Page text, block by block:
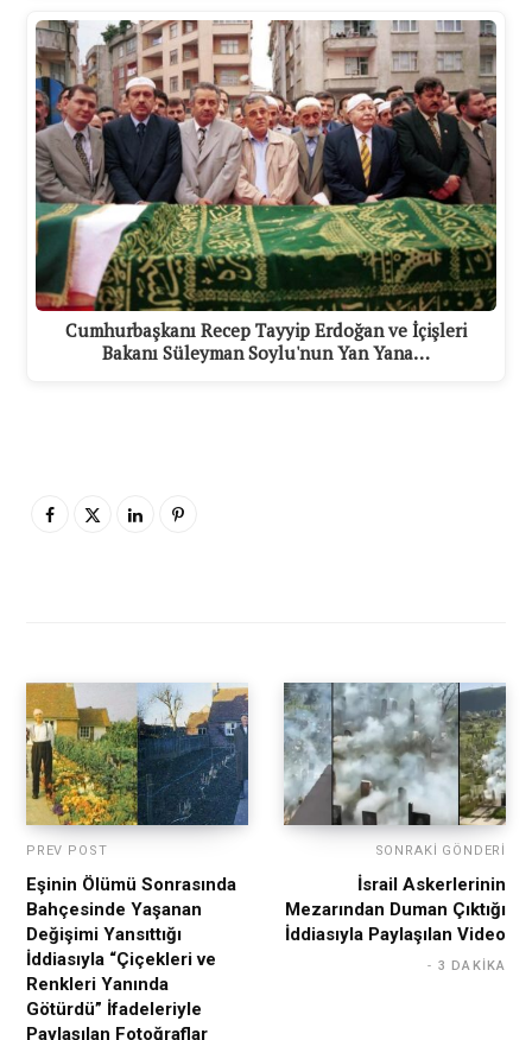
Cumhurbaşkanı Recep Tayyip Erdoğan ve İçişleri
Bakanı Süleyman Soylu'nun Yan Yana…
PREV POST
Eşinin Ölümü Sonrasında
Bahçesinde Yaşanan
Değişimi Yansıttığı
İddiasıyla “Çiçekleri ve
Renkleri Yanında
Götürdü” İfadeleriyle
Paylaşılan Fotoğraflar
SONRAKI GÖNDERI
İsrail Askerlerinin
Mezarından Duman Çıktığı
İddiasıyla Paylaşılan Video
3 DAKIKA